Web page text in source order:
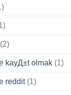
(2)
kayД±t olmak (1)
reddit(1)